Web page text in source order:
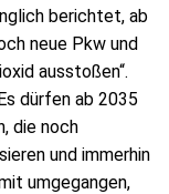
berichtet, ab
neue Pkw und
ausstoßen“.
dürfen ab 2035
die noch
und immerhin
umgegangen,